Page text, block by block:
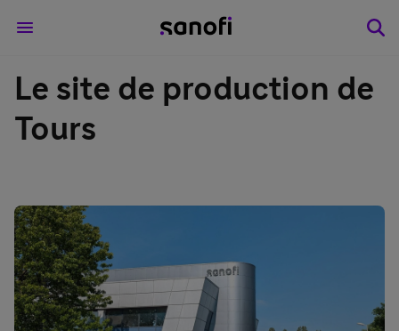
Le site de production de
Tours